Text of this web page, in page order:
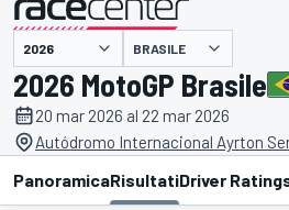
presentato da BRASILE
2026 MotoGP Brasile
20 mar 2026 al 22 mar 2026
Autódromo Internacional Ayrton
PanoramicaRisultatiDriver